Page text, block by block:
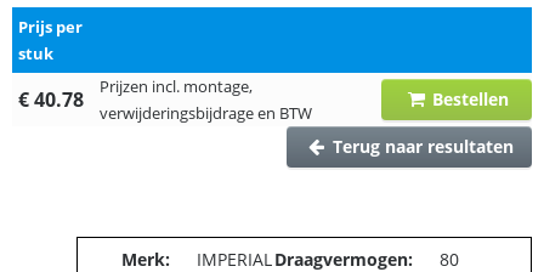
Prijs per
stuk
€ 40.78
Prijzen incl. montage,
verwijderingsbijdrage en BTW
Bestellen
Terug naar resultaten
Merk: IMPERIALDraagvermogen: 80